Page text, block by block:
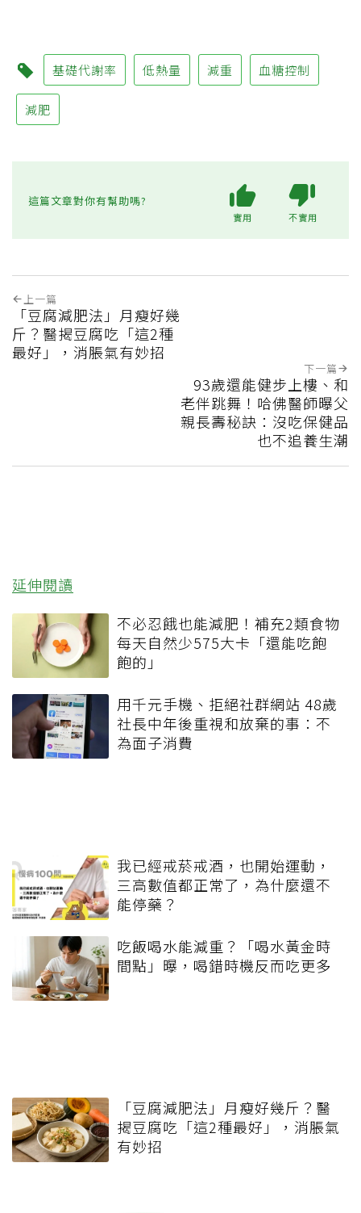
基礎代謝率 低熱量 減重 血糖控制
減肥
這篇文章對你有幫助嗎?
實用 不實用
上一篇
「豆腐減肥法」月瘦好幾
斤？醫揭豆腐吃「這2種
最好」，消脹氣有妙招
下一篇
93歲還能健步上樓、和
老伴跳舞！哈佛醫師曝父
親長壽秘訣：沒吃保健品
也不追養生潮
延伸閱讀
不必忍餓也能減肥！補充2類食物
每天自然少575大卡「還能吃飽
飽的」
用千元手機、拒絕社群網站 48歲
社長中年後重視和放棄的事：不
為面子消費
我已經戒菸戒酒，也開始運動，
三高數值都正常了，為什麼還不
能停藥？
吃飯喝水能減重？「喝水黃金時
間點」曝，喝錯時機反而吃更多
「豆腐減肥法」月瘦好幾斤？醫
揭豆腐吃「這2種最好」，消脹氣
有妙招